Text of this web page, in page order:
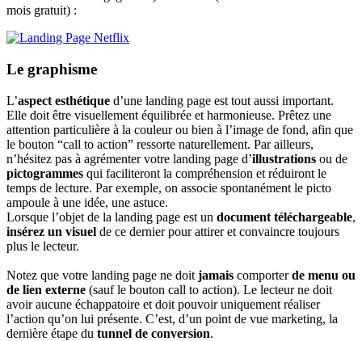
mois gratuit) :
Le graphisme
L’aspect esthétique d’une landing page est tout aussi important.
Elle doit être visuellement équilibrée et harmonieuse. Prêtez une
attention particulière à la couleur ou bien à l’image de fond, afin que
le bouton “call to action” ressorte naturellement. Par ailleurs,
n’hésitez pas à agrémenter votre landing page d’illustrations ou de
pictogrammes qui faciliteront la compréhension et réduiront le
temps de lecture. Par exemple, on associe spontanément le picto
ampoule à une idée, une astuce.
Lorsque l’objet de la landing page est un document téléchargeable,
insérez un visuel de ce dernier pour attirer et convaincre toujours
plus le lecteur.
Notez que votre landing page ne doit jamais comporterde menu ou
de lien externe (sauf le bouton call to action). Le lecteur ne doit
avoir aucune échappatoire et doit pouvoir uniquement réaliser
l’action qu’on lui présente. C’est, d’un point de vue marketing, la
dernière étape du tunnel de conversion.